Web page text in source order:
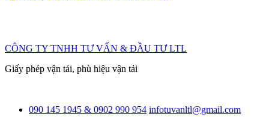
CÔNG TY TNHH TƯ VẤN & ĐẦU TƯ LTL
Giấy phép vận tải, phù hiệu vận tải
090 145 1945 & 0902 990 954 infotuvanltl@gmail.com